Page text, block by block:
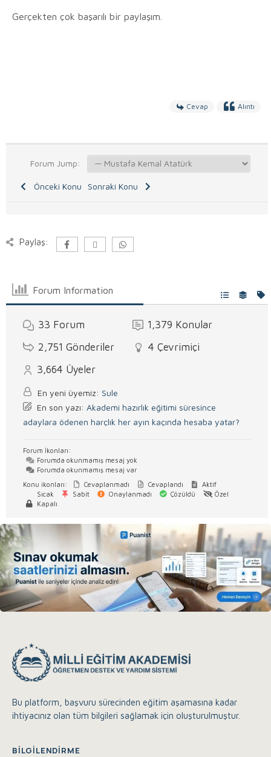
Gerçekten çok başarılı bir paylaşım.
Cevap Alıntı
Forum Jump:
Önceki Konu Sonraki Konu
Paylaş:
Forum Information
33 Forum 1,379 Konular
2,751 Gönderiler 4 Çevrimiçi
3,664 Üyeler
En yeni üyemiz: Sule
En son yazı: Akademi hazırlık eğitimi süresince
adaylara ödenen harçlık her ayın kaçında hesaba yatar?
Forum İkonları:
Forumda okunmamış mesaj yok
Forumda okunmamış mesaj var
Konu ikonları:
Cevaplanmadı Cevaplandı
Aktif
Sıcak
Sabit Onaylanmadı Çözüldü
Özel
Kapalı
Bu platform, başvuru sürecinden eğitim aşamasına kadar
ihtiyacınız olan tüm bilgileri sağlamak için oluşturulmuştur.
BILGILENDIRME
Çevrimiçi